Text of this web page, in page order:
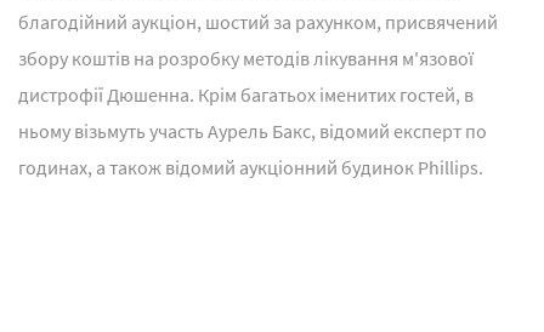
благодійний аукціон, шостий за рахунком, присвячений
збору коштів на розробку методів лікування м'язової
дистрофії Дюшенна. Крім багатьох іменитих гостей, в
ньому візьмуть участь Аурель Бакс, відомий експерт по
годинах, а також відомий аукціонний будинок Phillips.